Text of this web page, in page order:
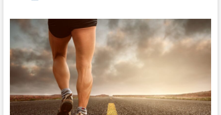
salud
general:
La
importancia
de
una
buena
rutina
de